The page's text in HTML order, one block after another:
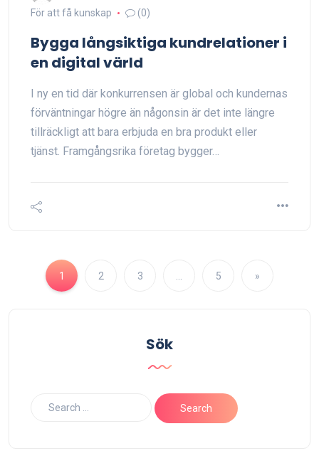
För att få kunskap
(0)
Bygga långsiktiga kundrelationer i
en digital värld
I ny en tid där konkurrensen är global och kundernas
förväntningar högre än någonsin är det inte längre
tillräckligt att bara erbjuda en bra produkt eller
tjänst. Framgångsrika företag bygger…
1 2 3 5 »
Sök